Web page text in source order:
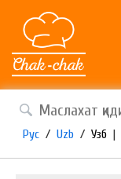
Рус / Uzb / Узб |